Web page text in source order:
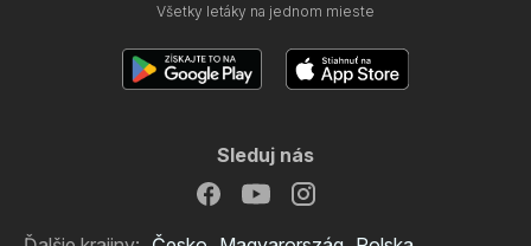
Všetky letáky na jednom mieste
Sleduj nás